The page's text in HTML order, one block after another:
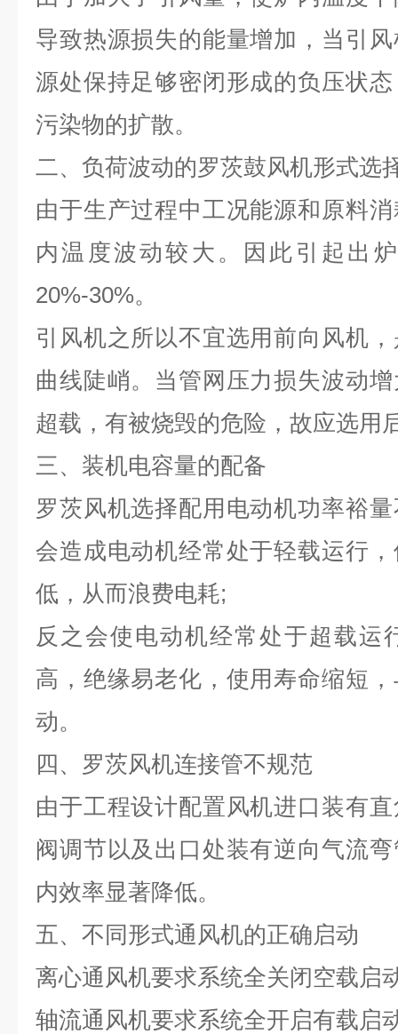
导致热源损失的能量增加，当引
源处保持足够密闭形成的负压状
污染物的扩散。
二、负荷波动的罗茨鼓风机形式选
由于生产过程中工况能源和原料
内温度波动较大。因此引起出
20%-30%。
引风机之所以不宜选用前向风机
曲线陡峭。当管网压力损失波动
超载，有被烧毁的危险，故应选用
三、装机电容量的配备
罗茨风机选择配用电动机功率裕
会造成电动机经常处于轻载运行
低，从而浪费电耗;
反之会使电动机经常处于超载运
高，绝缘易老化，使用寿命缩短
动。
四、罗茨风机连接管不规范
由于工程设计配置风机进口装有
阀调节以及出口处装有逆向气流
内效率显著降低。
五、不同形式通风机的正确启动
离心通风机要求系统全关闭空载启
轴流通风机要求系统全开启有载启